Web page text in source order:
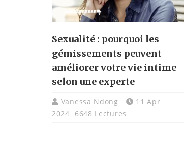
Sexualité : pourquoi les
gémissements peuvent
améliorer votre vie intime
selon une experte
Vanessa Ndong
11 Apr
2024
6648 Lectures